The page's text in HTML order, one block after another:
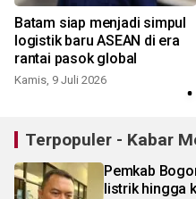
Batam siap menjadi simpul
logistik baru ASEAN di era
rantai pasok global
Kamis, 9 Juli 2026
Terpopuler - Kabar
Pemkab
listrik hingga